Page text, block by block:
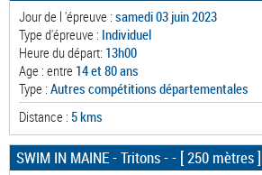
Jour de l 'épreuve : samedi 03 juin 2023
Type d'épreuve : Individuel
Heure du départ: 13h00
Age : entre 14 et 80 ans
Type : Autres compétitions départementales
Distance : 5 kms
SWIM IN MAINE - Tritons -- [ 250 mètres ]